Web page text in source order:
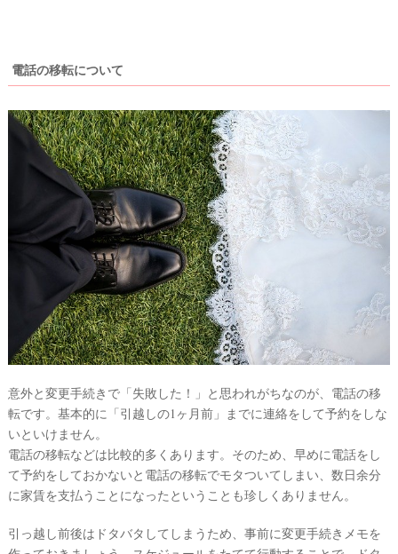
電話の移転について
意外と変更手続きで「失敗した！」と思われがちなのが、電話の移
転です。基本的に「引越しの1ヶ月前」までに連絡をして予約をしな
いといけません。
電話の移転などは比較的多くあります。そのため、早めに電話をし
て予約をしておかないと電話の移転でモタついてしまい、数日余分
に家賃を支払うことになったということも珍しくありません。
引っ越し前後はドタバタしてしまうため、事前に変更手続きメモを